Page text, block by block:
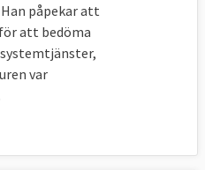
påpekar att
att bedöma
var